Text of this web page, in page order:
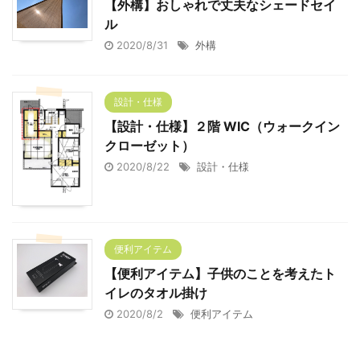
【外構】おしゃれで丈夫なシェードセイ
ル
2020/8/31 外構
設計・仕様
【設計・仕様】２階 WIC（ウォークイン
クローゼット）
2020/8/22 設計・仕様
便利アイテム
【便利アイテム】子供のことを考えたト
イレのタオル掛け
2020/8/2 便利アイテム